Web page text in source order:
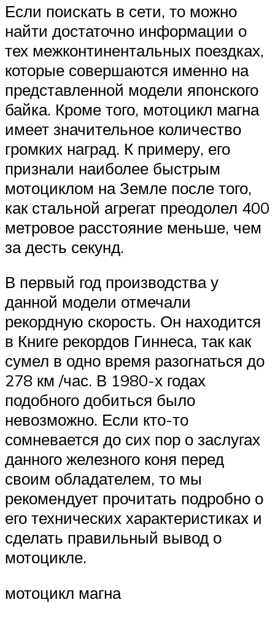
Если поискать в сети, то можно
найти достаточно информации о
тех межконтинентальных поездках,
которые совершаются именно на
представленной модели японского
байка. Кроме того, мотоцикл магна
имеет значительное количество
громких наград. К примеру, его
признали наиболее быстрым
мотоциклом на Земле после того,
как стальной агрегат преодолел 400
метровое расстояние меньше, чем
за десть секунд.
В первый год производства у
данной модели отмечали
рекордную скорость. Он находится
в Книге рекордов Гиннеса, так как
сумел в одно время разогнаться до
278 км /час. В 1980-х годах
подобного добиться было
невозможно. Если кто-то
сомневается до сих пор о заслугах
данного железного коня перед
своим обладателем, то мы
рекомендует прочитать подробно о
его технических характеристиках и
сделать правильный вывод о
мотоцикле.
мотоцикл магна